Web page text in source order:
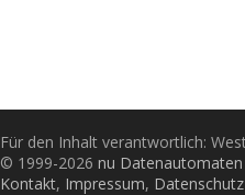
Für den Inhalt verantwortlich:
© 1999-2026 nu
Kontakt, Impressum, Datenschutz